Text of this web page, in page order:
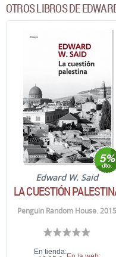
OTROS LIBROS DE
Edward W. Said
LA CUESTIÓN
Penguin Random House. 2015
En tienda: